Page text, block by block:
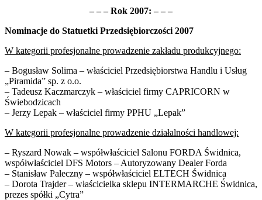
– – – Rok 2007: – – –
Nominacje do Statuetki Przedsiębiorczości 2007
W kategorii profesjonalne prowadzenie zakładu produkcyjnego:
– Bogusław Solima – właściciel Przedsiębiorstwa Handlu i Usług
„Piramida” sp. z o.o.
– Tadeusz Kaczmarczyk – właściciel firmy CAPRICORN w
Świebodzicach
– Jerzy Lepak – właściciel firmy PPHU „Lepak”
W kategorii profesjonalne prowadzenie działalności handlowej:
– Ryszard Nowak – współwłaściciel Salonu FORDA Świdnica,
współwłaściciel DFS Motors – Autoryzowany Dealer Forda
– Stanisław Paleczny – współwłaściciel ELTECH Świdnica
– Dorota Trajder – właścicielka sklepu INTERMARCHE Świdnica,
prezes spółki „Cytra”